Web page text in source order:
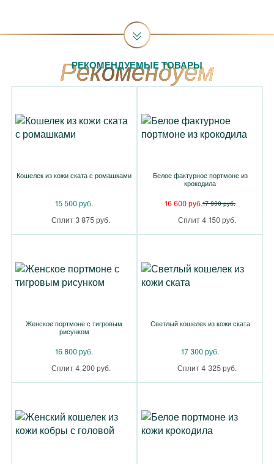
РЕКОМЕНДУЕМЫЕ ТОВАРЫ
Кошелек из кожи ската с ромашками
15 500 руб.
Сплит 3 875 руб.
Белое фактурное портмоне из
крокодила
16 600 руб.17 900 руб.
Сплит 4 150 руб.
Женское портмоне с тигровым
рисунком
16 800 руб.
Сплит 4 200 руб.
Светлый кошелек из кожи ската
17 300 руб.
Сплит 4 325 руб.